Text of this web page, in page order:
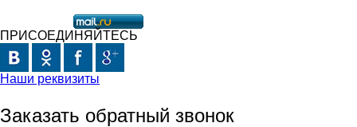
ПРИСОЕДИНЯЙТЕСЬ
Наши реквизиты
Заказать обратный звонок